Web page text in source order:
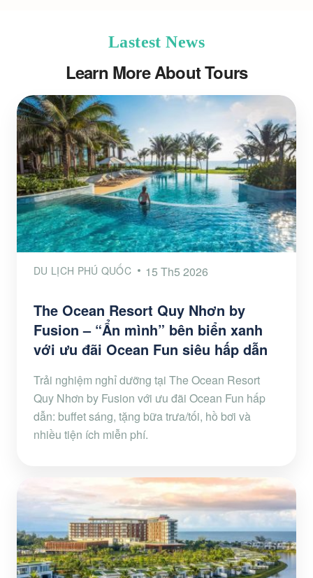
Lastest News
Learn More About Tours
DU LỊCH PHÚ QUỐC 15 Th5 2026
The Ocean Resort Quy Nhơn by
Fusion – “Ẩn mình” bên biển xanh
với ưu đãi Ocean Fun siêu hấp dẫn
Trải nghiệm nghỉ dưỡng tại The Ocean Resort
Quy Nhơn by Fusion với ưu đãi Ocean Fun hấp
dẫn: buffet sáng, tặng bữa trưa/tối, hồ bơi và
nhiều tiện ích miễn phí.